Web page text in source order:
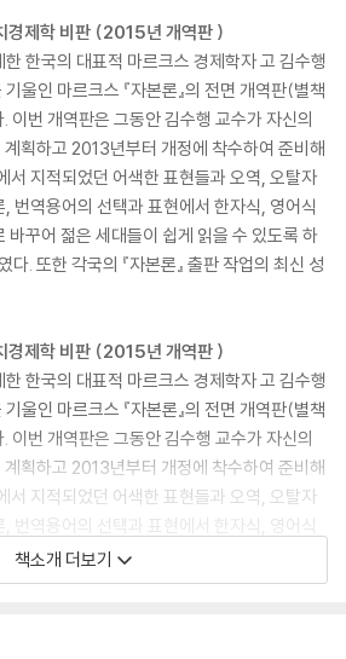
경제학 비판 (2015년 개역판 )
한국의 대표적 마르크스 경제학자 고 김수행
울인 마르크스 『자본론』의 전면 개역판(별책
이번 개역판은 그동안 김수행 교수가 자신의
계획하고 2013년부터 개정에 착수하여 준비해
서 지적되었던 어색한 표현들과 오역, 오탈자
번역용어의 선택과 표현에서 한자식, 영어식
바꾸어 젊은 세대들이 쉽게 읽을 수 있도록 하
. 또한 각국의 『자본론』 출판 작업의 최신 성
경제학 비판 (2015년 개역판 )
한국의 대표적 마르크스 경제학자 고 김수행
울인 마르크스 『자본론』의 전면 개역판(별책
이번 개역판은 그동안 김수행 교수가 자신의
계획하고 2013년부터 개정에 착수하여 준비해
서 지적되었던 어색한 표현들과 오역, 오탈자
번역용어의 선택과 표현에서 한자식, 영어식
바꾸어 젊은 세대들이 쉽게 읽을 수 있도록 하
. 또한 각국의 『자본론』 출판 작업의 최신 성
Marx-Engels Collected Works) 제35~
책소개 더보기